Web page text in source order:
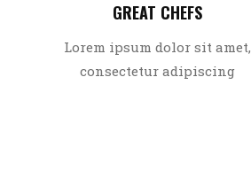
GREAT CHEFS
Lorem ipsum dolor sit amet,
consectetur adipiscing